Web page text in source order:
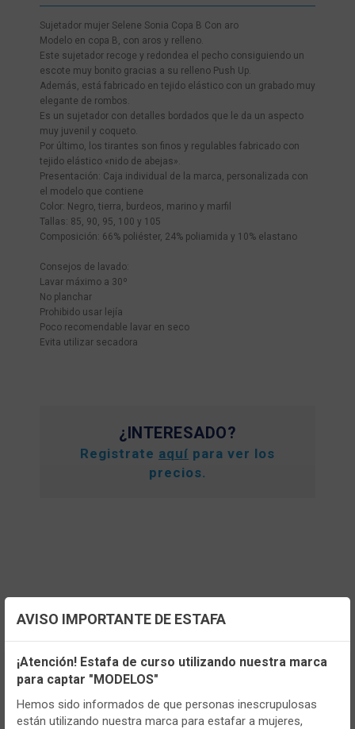
Sujetador mujer Selene Sonia Copa B Con aro
Modelo en copa B, con aros y relleno.
Este sujetador recoge y redondea el pecho consiguiendo un
escote muy bonito gracias a su relleno Push Up.
Además, está fabricado en tejido elástico con un grabado muy
elegante de rombos.
Es un sujetador con detalles bordados que le da un aspecto
muy juvenil y coqueto.
Por último, los tirantes son finos y regulables fabricado con
tejido elástico «nido de abejas».
Presentación: Caja individual de la marca, personalizada con
el modelo que contiene
Color: Negro, tierra, burdeos, marino y marfil
Tallas: 85, 90, 95, 100 y 105
Composición: 66% poliéster, 24% poliamida y 10% elastano
Consejos de lavado:
Lavar máximo a 30º
No planchar
Prohibido usar lejía
Poco recomendable lavar en seco
Evita utilizar secadora
¿INTERESADO?
Registrate aquí para ver los
precios.
TENEMOS MUCHOS MÁS !
Registrateaquípara poder ver todo el
contenido y los precios.
Configuración de cookies
Utilizamos cookies propias y de terceros, de sesión o
persistentes, para hacer funcionar de manera segura nuestra
página web y personalizar su contenido.
AVISO IMPORTANTE DE ESTAFA
¡Atención! Estafa de curso utilizando nuestra marca
para captar "MODELOS"
Hemos sido informados de que personas inescrupulosas
están utilizando nuestra marca para estafar a mujeres,